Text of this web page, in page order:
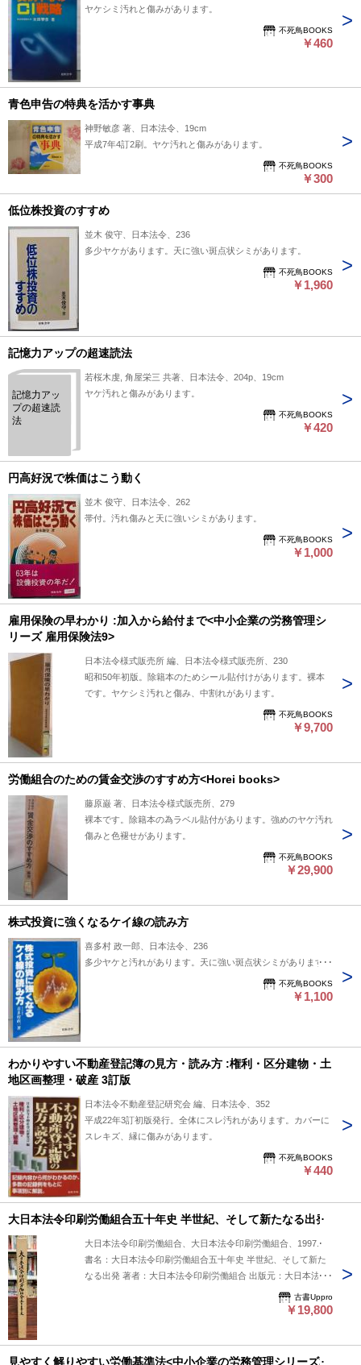
ヤケシミ汚れと傷みがあります。
不死鳥BOOKS
￥460
青色申告の特典を活かす事典
神野敏彦 著、日本法令、19cm
平成7年4訂2刷。ヤケ汚れと傷みがあります。
不死鳥BOOKS
￥300
低位株投資のすすめ
並木 俊守、日本法令、236
多少ヤケがあります。天に強い斑点状シミがあります。
不死鳥BOOKS
￥1,960
記憶力アップの超速読法
記憶力アッ
プの超速読
法
若桜木虔, 角屋栄三 共著、日本法令、204p、19cm
ヤケ汚れと傷みがあります。
不死鳥BOOKS
￥420
円高好況で株価はこう動く
並木 俊守、日本法令、262
帯付。汚れ傷みと天に強いシミがあります。
不死鳥BOOKS
￥1,000
雇用保険の早わかり :加入から給付まで<中小企業の労務管理シ
リーズ 雇用保険法9>
日本法令様式販売所 編、日本法令様式販売所、230
昭和50年初版。除籍本のためシール貼付けがあります。裸本
です。ヤケシミ汚れと傷み、中割れがあります。
不死鳥BOOKS
￥9,700
労働組合のための賃金交渉のすすめ方<Horei books>
藤原巌 著、日本法令様式販売所、279
裸本です。除籍本の為ラベル貼付があります。強めのヤケ汚れ
傷みと色褪せがあります。
不死鳥BOOKS
￥29,900
株式投資に強くなるケイ線の読み方
喜多村 政一郎、日本法令、236
多少ヤケと汚れがあります。天に強い斑点状シミがあります。
不死鳥BOOKS
￥1,100
わかりやすい不動産登記簿の見方・読み方 :権利・区分建物・土
地区画整理・破産 3訂版
日本法令不動産登記研究会 編、日本法令、352
平成22年3訂初版発行。全体にスレ汚れがあります。カバーに
スレキズ、縁に傷みがあります。
不死鳥BOOKS
￥440
大日本法令印刷労働組合五十年史 半世紀、そして新たなる出発
大日本法令印刷労働組合、大日本法令印刷労働組合、1997.7
書名：大日本法令印刷労働組合五十年史 半世紀、そして新た
なる出発 著者：大日本法令印刷労働組合 出版元：大日本法令
印刷労働組合 刊行年：1997.7 版表示： 説明：『大日本法令印
刷労働組合五十年史 半世紀、そして新たなる出発』は大日本
環境の変化への対応や戦略を綴っています。組合員と労働史の
古書Uppro
￥19,800
見やすく解りやすい労働基準法<中小企業の労務管理シリーズ>